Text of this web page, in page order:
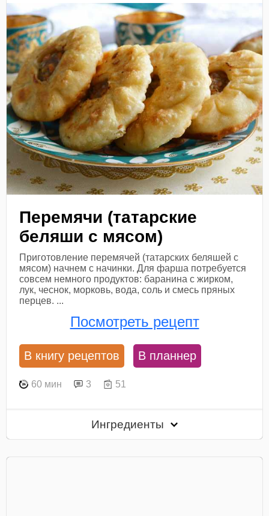
Перемячи (татарские
беляши с мясом)
Приготовление перемячей (татарских беляшей с
мясом) начнем с начинки. Для фарша потребуется
совсем немного продуктов: баранина с жирком,
лук, чеснок, морковь, вода, соль и смесь пряных
перцев. ...
Посмотреть рецепт
В книгу рецептов В планнер
60 мин 3 51
Ингредиенты